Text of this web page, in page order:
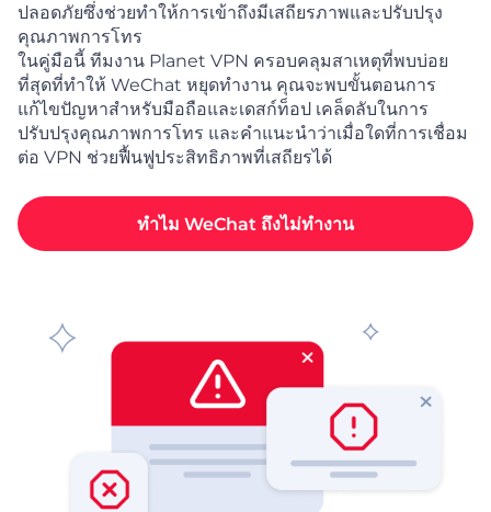
ปลอดภัยซึ่งช่วยทำให้การเข้าถึงมีเสถียรภาพและปรับปรุง
คุณภาพการโทร
ในคู่มือนี้ ทีมงาน Planet VPN ครอบคลุมสาเหตุที่พบบ่อย
ที่สุดที่ทำให้ WeChat หยุดทำงาน คุณจะพบขั้นตอนการ
แก้ไขปัญหาสำหรับมือถือและเดสก์ท็อป เคล็ดลับในการ
ปรับปรุงคุณภาพการโทร และคำแนะนำว่าเมื่อใดที่การเชื่อม
ต่อ VPN ช่วยฟื้นฟูประสิทธิภาพที่เสถียรได้
ทำไม WeChat ถึงไม่ทำงาน